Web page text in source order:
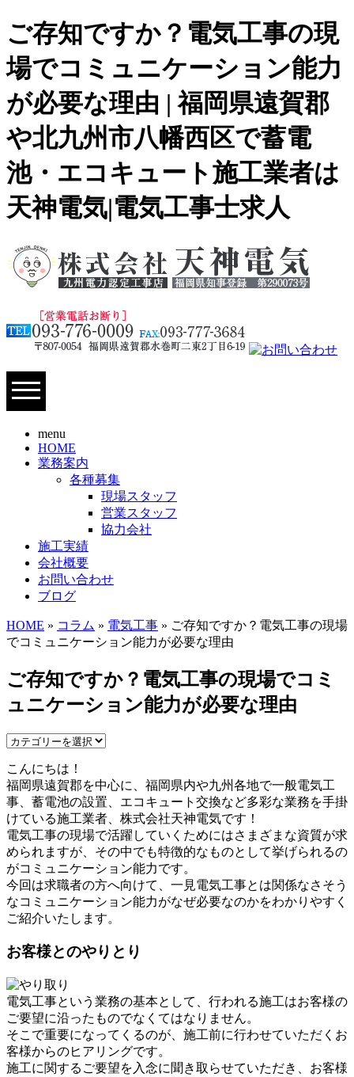
ご存知ですか？電気工事の現
場でコミュニケーション能力
が必要な理由 | 福岡県遠賀郡
や北九州市八幡西区で蓄電
池・エコキュート施工業者は
天神電気|電気工事士求人
menu
HOME
業務案内
各種募集
現場スタッフ
営業スタッフ
協力会社
施工実績
会社概要
お問い合わせ
ブログ
HOME » コラム » 電気工事 » ご存知ですか？電気工事の現場
でコミュニケーション能力が必要な理由
ご存知ですか？電気工事の現場でコミ
ュニケーション能力が必要な理由
こんにちは！
福岡県遠賀郡を中心に、福岡県内や九州各地で一般電気工
事、蓄電池の設置、エコキュート交換など多彩な業務を手掛
けている施工業者、株式会社天神電気です！
電気工事の現場で活躍していくためにはさまざまな資質が求
められますが、その中でも特徴的なものとして挙げられるの
がコミュニケーション能力です。
今回は求職者の方へ向けて、一見電気工事とは関係なさそう
なコミュニケーション能力がなぜ必要なのかをわかりやすく
ご紹介いたします。
お客様とのやりとり
電気工事という業務の基本として、行われる施工はお客様の
ご要望に沿ったものでなくてはなりません。
そこで重要になってくるのが、施工前に行わせていただくお
客様からのヒアリングです。
施工に関するご要望を入念に聞き取らせていただき、お客様